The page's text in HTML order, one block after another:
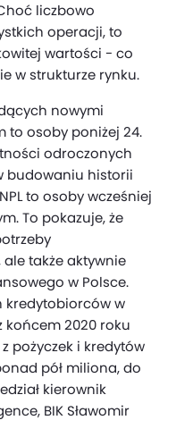
liczbowo
operacji, to
wartości - co
w strukturze rynku.
nowymi
to osoby poniżej 24.
odroczonych
budowaniu historii
to osoby wcześniej
To pokazuje, że
także aktywnie
w Polsce.
kredytobiorców w
końcem 2020 roku
pożyczek i kredytów
pół miliona, do
kierownik
BIK Sławomir